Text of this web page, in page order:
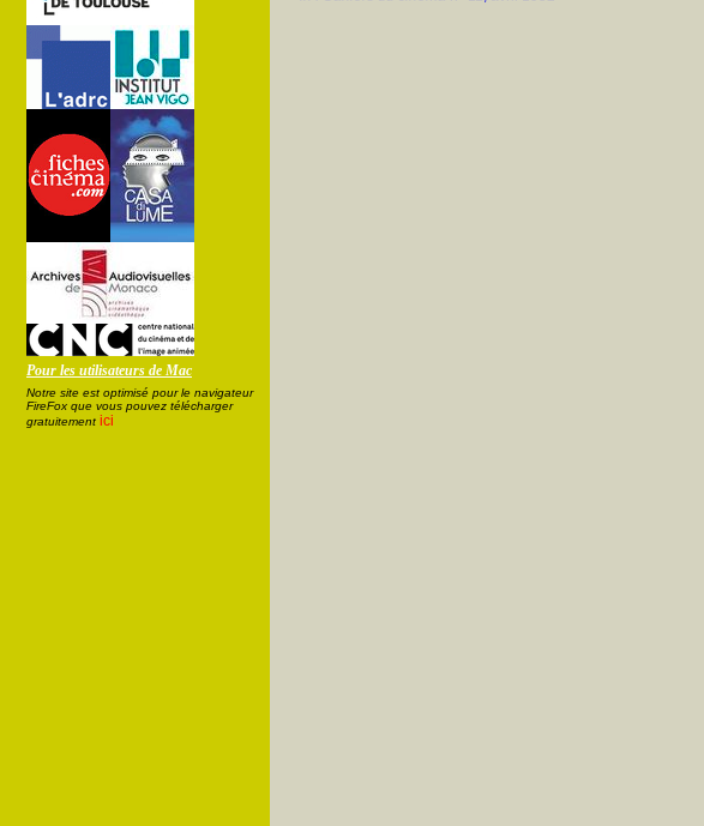
Pour les utilisateurs de Mac
Notre site est optimisé pour le navigateur
FireFox que vous pouvez télécharger
gratuitement ici